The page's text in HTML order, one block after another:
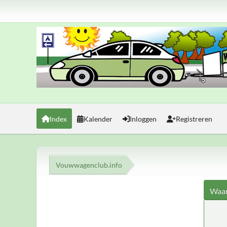
Index Kalender Inloggen Registreren
Vouwwagenclub.info